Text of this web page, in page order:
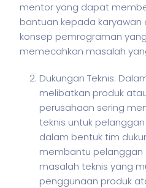
mentor yang dapat
bantuan kepada
konsep pemrograman
memecahkan masalah
Dukungan Teknis:
melibatkan produk
perusahaan sering
teknis untuk
dalam bentuk tim
membantu
masalah teknis yang
penggunaan produk